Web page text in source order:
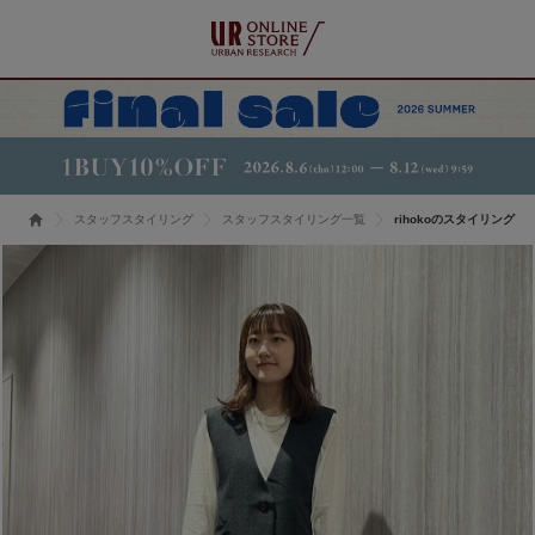
スタッフスタイリング スタッフスタイリング一覧 rihokoのスタイリング